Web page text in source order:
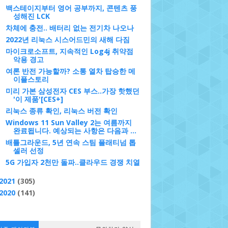
백스테이지부터 영어 공부까지, 콘텐츠 풍
성해진 LCK
차체에 충전.. 배터리 없는 전기차 나오나
2022년 리눅스 시스어드민의 새해 다짐
마이크로소프트, 지속적인 Log4j 취약점
악용 경고
여론 반전 가능할까? 소통 열차 탑승한 메
이플스토리
미리 가본 삼성전자 CES 부스..가장 핫했던
'이 제품'[CES+]
리눅스 종류 확인, 리눅스 버전 확인
Windows 11 Sun Valley 2는 여름까지
완료됩니다. 예상되는 사항은 다음과 ...
배틀그라운드, 5년 연속 스팀 플래티넘 톱
셀러 선정
5G 가입자 2천만 돌파..클라우드 경쟁 치열
(305)
(141)